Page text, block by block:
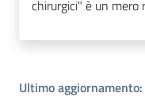
chirurgici" è un mero
Ultimo aggiornamento: